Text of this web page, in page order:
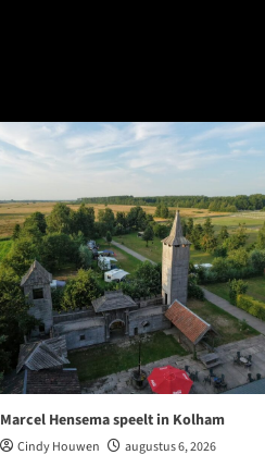
Marcel Hensema speelt in Kolham
Cindy Houwen augustus 6, 2026